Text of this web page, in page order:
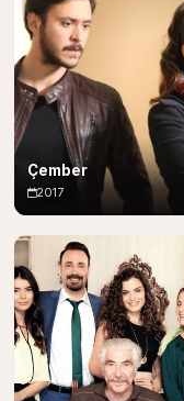
Çember
2017